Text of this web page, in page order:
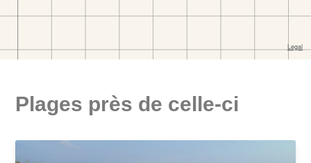
Plages près de celle-ci